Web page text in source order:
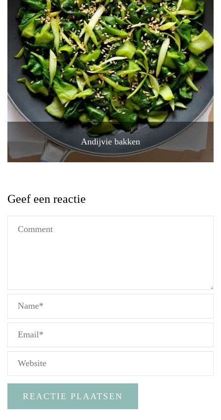
Andijvie bakken
Geef een reactie